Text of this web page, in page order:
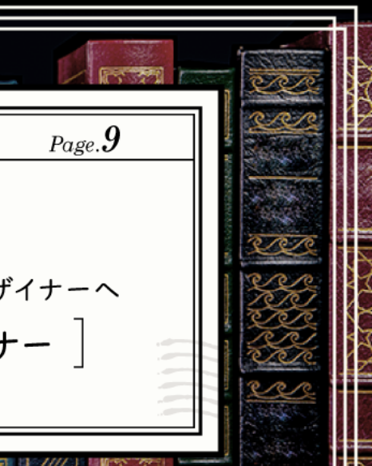
、特定された利用目的の達成に必要な範囲
範を遵守致します。
理的な安全対策を講じて防止する規程、体
速やかに是正措置を講じます。
つ誠実に対応致します。
と実情を踏まえ、適時・適切に見直して継